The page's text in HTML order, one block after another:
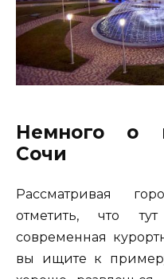
Немного о
Сочи
Рассматривая
отметить, что
современная
вы ищите к